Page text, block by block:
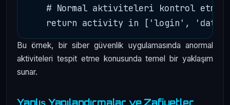
# Normal aktiviteleri kontrol etme
Bu örnek, bir siber güvenlik uygulamasında anormal
aktiviteleri tespit etme konusunda temel bir yaklaşım
sunar.
Yanlış Yapılandırmalar ve Zafiyetler